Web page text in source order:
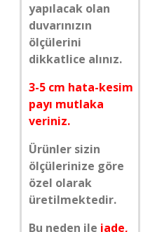
yapılacak olan
duvarınızın
ölçülerini
dikkatlice alınız.
3-5 cm hata-kesim
payı mutlaka
veriniz.
Ürünler sizin
ölçülerinize göre
özel olarak
üretilmektedir.
Bu neden ile iade,